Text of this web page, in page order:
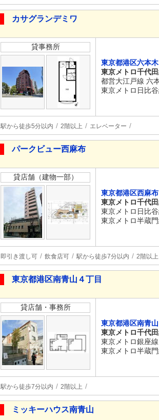
カサグランデミワ
貸事務所
東京都港区六本
東京メトロ千代
都営大江戸線 六
東京メトロ日比
駅から徒歩5分以内 2階以上 エレベーター
パークビュー西麻布
貸店舗（建物一部）
東京都港区西麻
東京メトロ千代
東京メトロ日比
東京メトロ半蔵
即引き渡し可 飲食店可 駅から徒歩7分以内 2階以上
東京都港区南青山４丁目
貸店舗・事務所
東京都港区南青
東京メトロ千代
東京メトロ銀座
東京メトロ半蔵
駅から徒歩7分以内 2階以上
ミッキーハウス南青山